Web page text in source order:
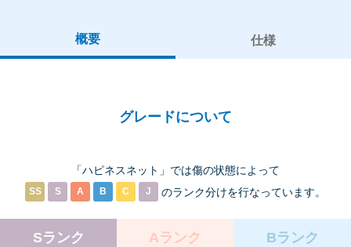
概要 仕様
グレードについて
「ハピネスネット」では傷の状態によって
SS S A B C J のランク分けを行なっています。
Sランク Aランク Bランク